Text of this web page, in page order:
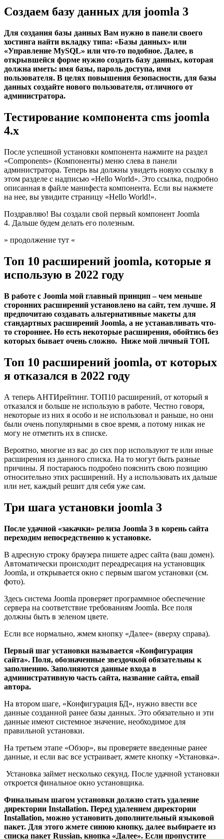
Создаем базу данных для joomla 3
Для создания базы данных Вам нужно в панели своего
хостинга найти вкладку типа: «Базы данных» или
«Управление MySQL» или что-то подобное. Далее, в
открывшейся форме нужно создать базу данных, которая
должна иметь: имя базы, пароль доступа, имя
пользователя. В целях повышения безопасности, для базы
данных создайте нового пользователя, отличного от
администратора.
Тестирование компонента cms joomla
4.x
После успешной установки компонента нажмите на раздел
«Components» (Компоненты) меню слева в панели
администратора. Теперь вы должны увидеть новую ссылку в
этом разделе с надписью «Hello World». Это ссылка, подробно
описанная в файле манифеста компонента. Если вы нажмете
на нее, вы увидите страницу «Hello World!».
Поздравляю! Вы создали свой первый компонент Joomla
4. Дальше будем делать его полезным.
» продолжение тут «
Топ 10 расширений joomla, которые я
использую в 2022 году
В работе с Joomla мой главный принцип – чем меньше
сторонних расширений установлено на сайт, тем лучше. Я
предпочитаю создавать альтернативные макеты для
стандартных расширений Joomla, а не устанавливать что-
то стороннее. Но есть некоторые расширения, обойтись без
которых бывает очень сложно. Ниже мой личный ТОП.
Топ 10 расширений joomla, от которых
я отказался в 2022 году
А теперь АНТИрейтинг. ТОП10 расширений, от который я
отказался и больше не использую в работе. Честно говоря,
некоторые из них я особо и не использовал и раньше, но они
были очень популярными в свое время, а потому никак не
могу не отметить их в списке.
Вероятно, многие из вас до сих пор используют те или иные
расширения из данного списка. На то могут быть разные
причины. Я постараюсь подробно пояснить свою позицию
относительно этих расширений. Ну а использовать их дальше
или нет, каждый решит для себя уже сам.
Три шага установки joomla 3
После удачной «закачки» релиза Joomla 3 в корень сайта
переходим непосредственно к установке.
В адресную строку браузера пишете адрес сайта (ваш домен).
Автоматически происходит переадресация на установщик
Joomla, и открывается окно с первым шагом установки (см.
фото).
Здесь система Joomla проверяет программное обеспечение
сервера на соответствие требованиям Joomla. Все поля
должны быть в зеленом цвете.
Если все нормально, жмем кнопку «Далее» (вверху справа).
Первый шаг установки называется «Конфигурация
сайта». Поля, обозначенные звездочкой обязательны к
заполнению. Заполняются данные входа в
административную часть сайта, название сайта, email
автора.
На втором шаге, «Конфигурация БД», нужно ввести все
данные созданной ранее базы данных. Это обязательно и эти
данные имеют системное значение, необходимое для
правильной установки.
На третьем этапе «Обзор», вы проверяете введенные ранее
данные, и если вас все устраивает, жмете кнопку «Установка».
Установка займет несколько секунд. После удачной установки
откроется финальное окно установщика.
Финальным шагом установки должно стать удаление
директории Installation. Перед удалением директории
Installation, можно установить дополнительный языковой
пакет. Для этого жмете синюю кнопку, далее выбираете из
списка пакет Russian, кнопка «Далее». Если пропустите